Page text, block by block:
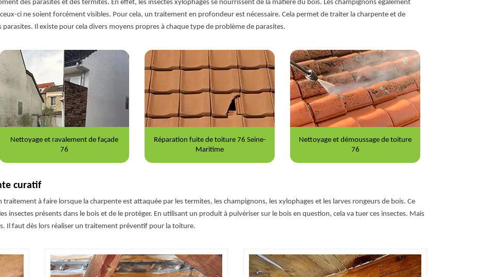
des parasites et des termites. En effet, les insectes xylophages se nourrissent de la matière du bois. Les champignons également
ci ne soient forcément visibles. Pour cela, un traitement en profondeur est nécessaire. Cela permet de traiter la charpente et de
Il existe pour cela divers moyens propres à chaque type de problème de parasites.
Réparation fuite de toiture 76 Seine-
Nettoyage et démoussage de toiture
Peinture sur tuile 76
curatif
à faire lorsque la charpente est attaquée par les termites, les champignons, les xylophages et les larves rongeurs de bois. Ce
insectes présents dans le bois et de le protéger. En utilisant un produit à pulvériser sur le bois en question, cela va tuer ces insectes. Mais
Il faut dès lors réaliser un traitement préventif pour la toiture.